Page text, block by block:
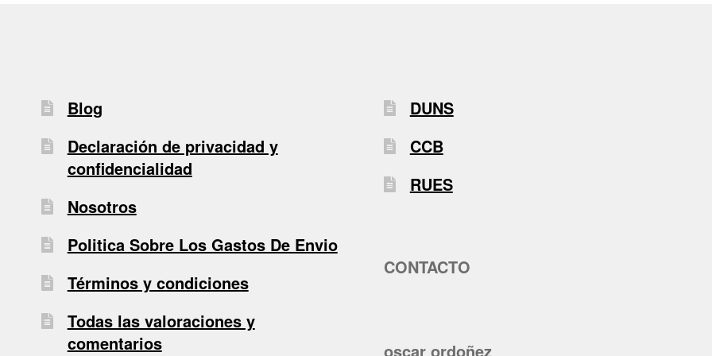
Blog
Declaración de privacidad y
confidencialidad
Nosotros
Politica Sobre Los Gastos De Envio
Términos y condiciones
Todas las valoraciones y
comentarios
DUNS
CCB
RUES
CONTACTO
oscar ordoñez